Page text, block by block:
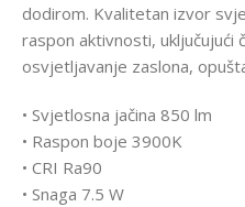
dodirom. Kvalitetan izvor
raspon aktivnosti, uključujući
osvjetljavanje zaslona,
• Svjetlosna jačina 850 lm
• Raspon boje 3900K
• CRI Ra90
• Snaga 7.5 W